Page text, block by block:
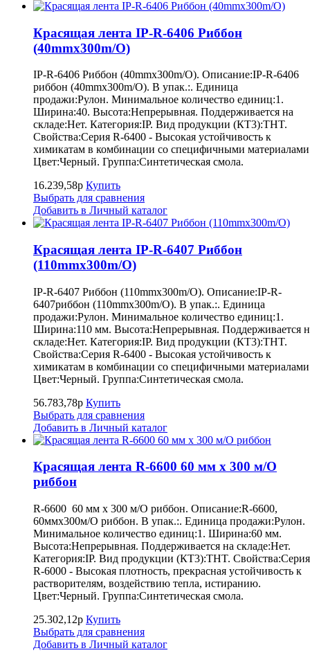
Красящая лента IP-R-6406 Риббон
(40mmx300m/O)
IP-R-6406 Риббон (40mmx300m/O). Описание:IP-R-6406
риббон (40mmx300m/O). В упак.:. Единица
продажи:Рулон. Минимальное количество единиц:1.
Ширина:40. Высота:Непрерывная. Поддерживается на
складе:Нет. Категория:IP. Вид продукции (КТ3):THT.
Свойства:Серия R-6400 - Высокая устойчивость к
химикатам в комбинации со специфичными
Цвет:Черный. Группа:Синтетическая смола.
16.239,58р Купить
Выбрать для сравнения
Добавить в Личный каталог
Красящая лента IP-R-6407 Риббон
(110mmx300m/O)
IP-R-6407 Риббон (110mmx300m/O). Описание:IP-R-
6407риббон (110mmx300m/O). В упак.:. Единица
продажи:Рулон. Минимальное количество единиц:1.
Ширина:110 мм. Высота:Непрерывная. Поддерживается
складе:Нет. Категория:IP. Вид продукции (КТ3):THT.
Свойства:Серия R-6400 - Высокая устойчивость к
химикатам в комбинации со специфичными
Цвет:Черный. Группа:Синтетическая смола.
56.783,78р Купить
Выбрать для сравнения
Добавить в Личный каталог
Красящая лента R-6600 60 мм x 300 м/O
риббон
R-6600 60 мм x 300 м/O риббон. Описание:R-6600,
60ммx300м/O риббон. В упак.:. Единица продажи:Рулон.
Минимальное количество единиц:1. Ширина:60 мм.
Высота:Непрерывная. Поддерживается на складе:Нет.
Категория:IP. Вид продукции (КТ3):THT. Свойства:Серия
R-6000 - Высокая плотность, прекрасная устойчивость к
растворителям, воздействию тепла, истиранию.
Цвет:Черный. Группа:Синтетическая смола.
25.302,12р Купить
Выбрать для сравнения
Добавить в Личный каталог